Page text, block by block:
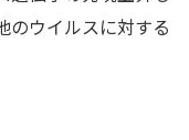
のウイルスに対する